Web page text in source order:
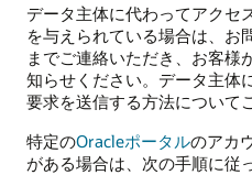
データ主体に代わってアクセ
を与えられている場合は、お
までご連絡いただき、お客様
知らせください。データ主体
要求を送信する方法について
特定のOracleポータルのアカ
がある場合は、次の手順に従